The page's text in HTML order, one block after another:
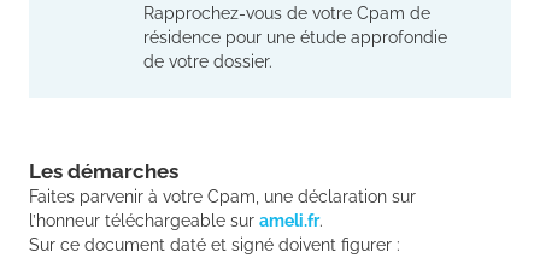
Rapprochez-vous de votre Cpam de
résidence pour une étude approfondie
de votre dossier.
Les démarches
Faites parvenir à votre Cpam, une déclaration sur
l’honneur téléchargeable sur ameli.fr.
Sur ce document daté et signé doivent figurer :